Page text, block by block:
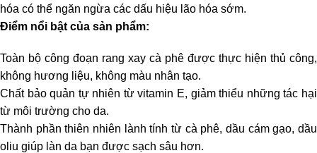
hóa có thể ngăn ngừa các dấu hiệu lão hóa sớm.
Điểm nổi bật của sản phẩm:
Toàn bộ công đoạn rang xay cà phê được thực hiện thủ công,
không hương liệu, không màu nhân tạo.
Chất bảo quản tự nhiên từ vitamin E, giảm thiểu những tác hại
từ môi trường cho da.
Thành phần thiên nhiên lành tính từ cà phê, dầu cám gạo, dầu
oliu giúp làn da bạn được sạch sâu hơn.